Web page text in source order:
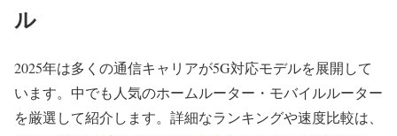
ル
2025年は多くの通信キャリアが5G対応モデルを展開して
います。中でも人気のホームルーター・モバイルルーター
を厳選して紹介します。詳細なランキングや速度比較は、